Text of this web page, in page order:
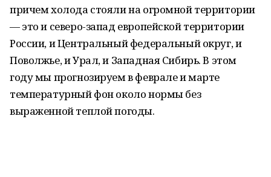
причем холода стояли на огромной территории
— это и северо-запад европейской территории
России, и Центральный федеральный округ, и
Поволжье, и Урал, и Западная Сибирь. В этом
году мы прогнозируем в феврале и марте
температурный фон около нормы без
выраженной теплой погоды.